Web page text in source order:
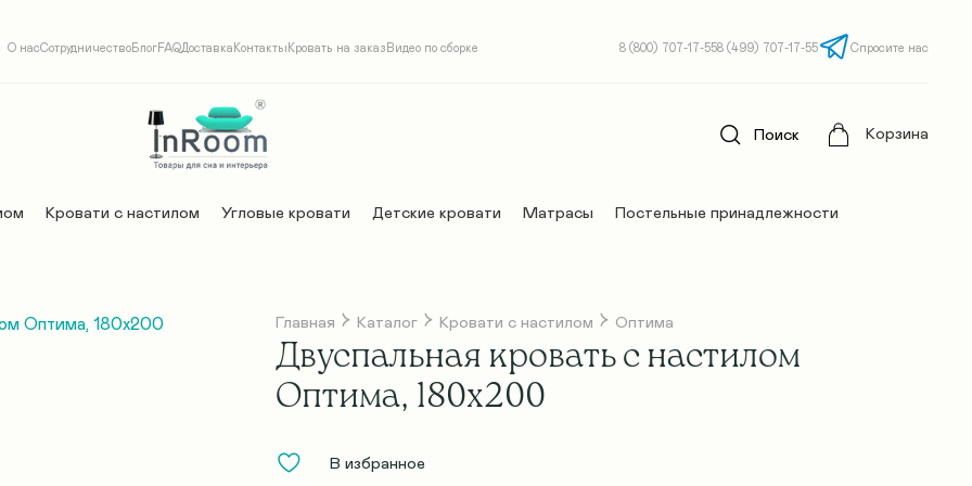
О насСотрудничествоБлогFAQДоставка Контакты Кровать на заказ Видео по сборке 8 (800) 707-17-558 (499) 707-17-55 Спросите нас
Поиск Корзина
Кровати с настилом Угловые кровати Детские кровати Матрасы Постельные принадлежности
Главная Каталог Кровати с настилом Оптима
Двуспальная кровать с настилом
Оптима, 180х200
В избранное